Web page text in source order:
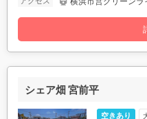
シェア畑 宮前平
空きあり